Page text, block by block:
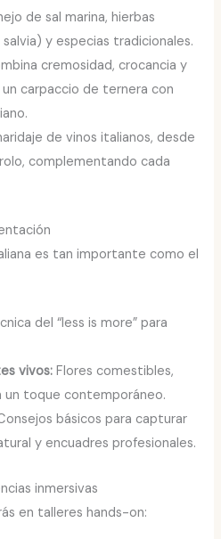
de sal marina, hierbas
y especias tradicionales.
cremosidad, crocancia y
carpaccio de ternera con
de vinos italianos, desde
complementando cada
es tan importante como el
del “less is more” para
vivos: Flores comestibles,
un toque contemporáneo.
básicos para capturar
y encuadres profesionales.
inmersivas
en talleres hands-on: